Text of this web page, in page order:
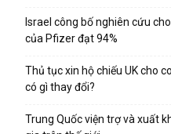
Israel công bố nghiên cứu
của Pfizer đạt 94%
Thủ tục xin hộ chiếu UK cho
có gì thay đổi?
Trung Quốc viện trợ và xuất